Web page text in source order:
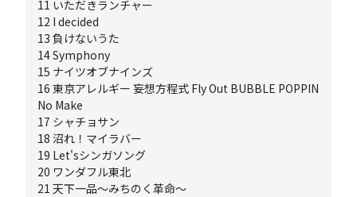
11 いただきランチャー
12 I decided
13 負けないうた
14 Symphony
15 ナイツオブナインズ
16 東京アレルギー 妄想方程式 Fly Out BUBBLE POPPIN
No Make
17 シャチョサン
18 沼れ！マイラバー
19 Let'sシンガソング
20 ワンダフル東北
21 天下一品～みちのく革命～